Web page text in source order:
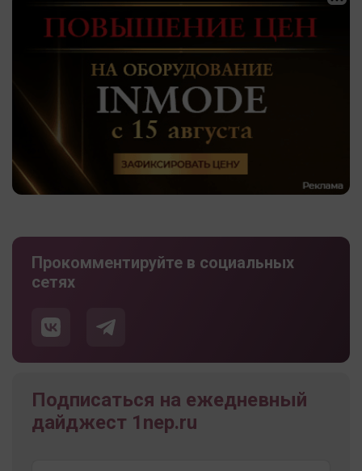
Прокомментируйте в социальных
сетях
Подписаться на ежедневный
дайджест 1nep.ru